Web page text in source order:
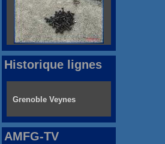
Historique lignes
Grenoble Veynes
AMFG-TV